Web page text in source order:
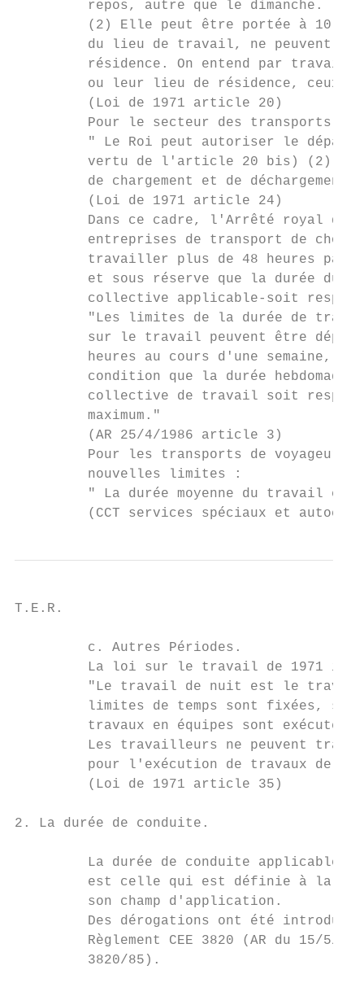
         repos, autre que le dimanche.
(2) Elle peut être portée à 10
du lieu de travail, ne peuvent
résidence. On entend par
ou leur lieu de résidence, ceux
         (Loi de 1971 article 20)
Pour le secteur des transports,
" Le Roi peut autoriser le
vertu de l'article 20 bis) (2)
         de chargement et de déchargement."
         (Loi de 1971 article 24)
Dans ce cadre, l'Arrêté royal du
entreprises de transport de
travailler plus de 48 heures par
et sous réserve que la durée du
collective applicable-soit
"Les limites de la durée de
sur le travail peuvent être
heures au cours d'une semaine,
condition que la durée
collective de travail soit
         maximum."
         (AR 25/4/1986 article 3)
Pour les transports de
         nouvelles limites :
" La durée moyenne du travail est
(CCT services spéciaux et
T.E.R.
         c. Autres Périodes.
La loi sur le travail de 1971
"Le travail de nuit est le
limites de temps sont fixées,
travaux en équipes sont exécutés
Les travailleurs ne peuvent
pour l'exécution de travaux de
         (Loi de 1971 article 35)
2. La durée de conduite.
La durée de conduite applicable
est celle qui est définie à la
         son champ d'application.
Des dérogations ont été
Règlement CEE 3820 (AR du 15/5/
         3820/85).